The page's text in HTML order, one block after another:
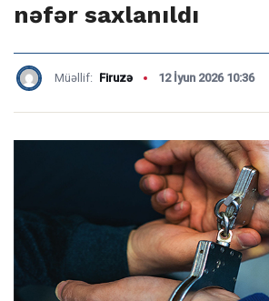
nəfər saxlanıldı
Müəllif: Firuzə 12 İyun 2026 10:36